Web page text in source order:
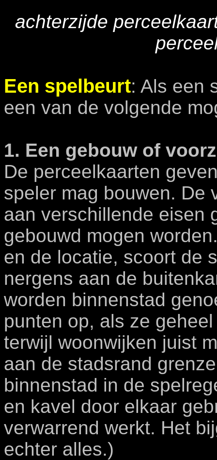
achterzijde
Een spelbeurt: Als een
een van de volgende
1. Een gebouw of
De perceelkaarten
speler mag bouwen. De
aan verschillende eisen
gebouwd mogen
en de locatie, scoort de
nergens aan de
worden binnenstad
punten op, als ze
terwijl woonwijken juist
aan de stadsrand
binnenstad in de
en kavel door elkaar
verwarrend werkt. Het
echter alles.)